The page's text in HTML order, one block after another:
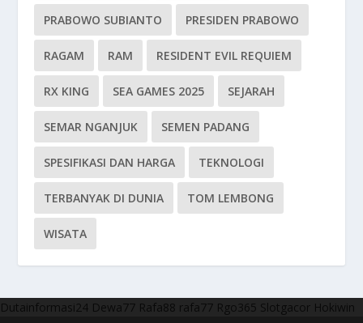
PRABOWO SUBIANTO PRESIDEN PRABOWO
RAGAM RAM RESIDENT EVIL REQUIEM
RX KING SEA GAMES 2025 SEJARAH
SEMAR NGANJUK SEMEN PADANG
SPESIFIKASI DAN HARGA TEKNOLOGI
TERBANYAK DI DUNIA TOM LEMBONG
WISATA
Dutainformasi24 Dewa77 Rafa88 rafa77 Rgo365 Slotgacor Hokiwin